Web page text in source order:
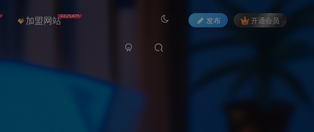
加盟网站日入2K
发布 开通会员